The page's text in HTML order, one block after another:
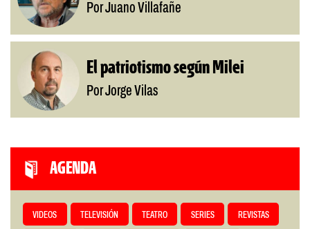
Por Juano Villafañe
El patriotismo según Milei
Por Jorge Vilas
AGENDA
VIDEOS TELEVISIÓN TEATRO SERIES REVISTAS